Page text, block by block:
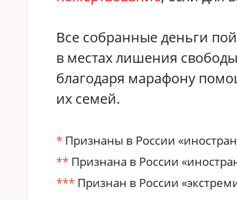
Все собранные деньги
в местах лишения
благодаря марафону
их семей.
* Признаны в России
** Признана в России
*** Признан в России